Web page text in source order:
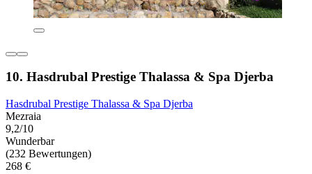
10. Hasdrubal Prestige Thalassa & Spa Djerba
Hasdrubal Prestige Thalassa & Spa Djerba
Mezraia
9,2/10
Wunderbar
(232 Bewertungen)
268 €